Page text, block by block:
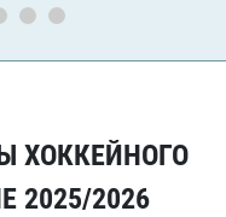
ХОККЕЙНОГО
2025/2026